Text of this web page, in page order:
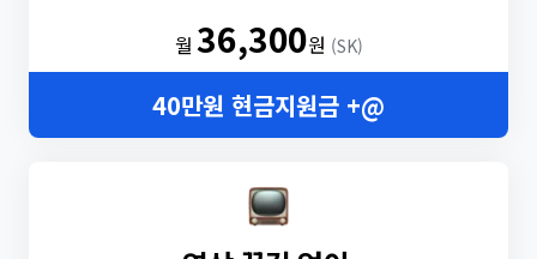
월36,300원 (SK)
40만원 현금지원금 +@